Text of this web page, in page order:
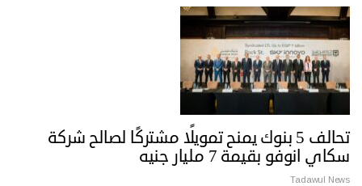
تحالف 5 بنوك يمنح تمويلًا مشتركًا لصالح شركة
سكاي انوفو بقيمة 7 مليار جنيه
Tadawul News